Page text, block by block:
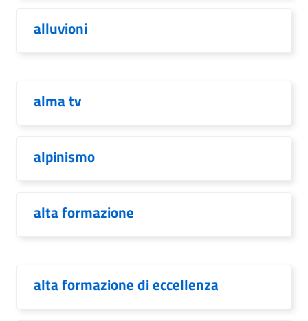
alluvioni
alma tv
alpinismo
alta formazione
alta formazione di eccellenza